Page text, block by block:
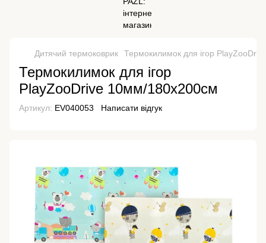
Дитячий термоковрик Термокилимок для ігор
Термокилимок для ігор
PlayZooDrive 10мм/180х200см
Артикул: EV040053 Написати відгук